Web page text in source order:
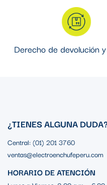
Derecho de devolución
¿TIENES ALGUNA
Central: (01) 201 3760
ventas@electroenchufeperu.com
HORARIO DE ATENCIÓN